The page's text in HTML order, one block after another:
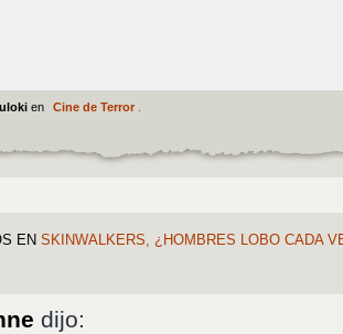
en Cine de Terror.
EN SKINWALKERS, ¿HOMBRES LOBO CADA
dijo: